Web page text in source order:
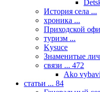
История села ...
хроника ...
Приходской
туризм ...
Kysuce
Знаменитые
связи ... 472
Ako
статьи ... 84